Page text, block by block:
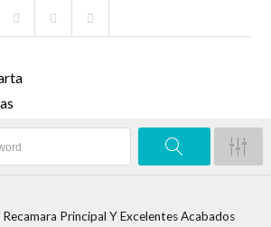
Principal Y Excelentes Acabados